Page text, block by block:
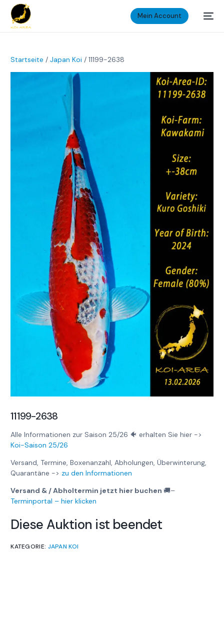
Mein Account
Startseite /Japan Koi / 11199-2638
11199-2638
Alle Informationen zur Saison 25/26 🐠 erhalten Sie hier ->
Koi-Saison 25/26
Versand, Termine, Boxenanzahl, Abholungen, Überwinterung,
Quarantäne -> zu den Informationen
Versand & / Abholtermin jetzt hier buchen 🚚–
Terminportal – hier klicken
Diese Auktion ist beendet
KATEGORIE: JAPAN KOI